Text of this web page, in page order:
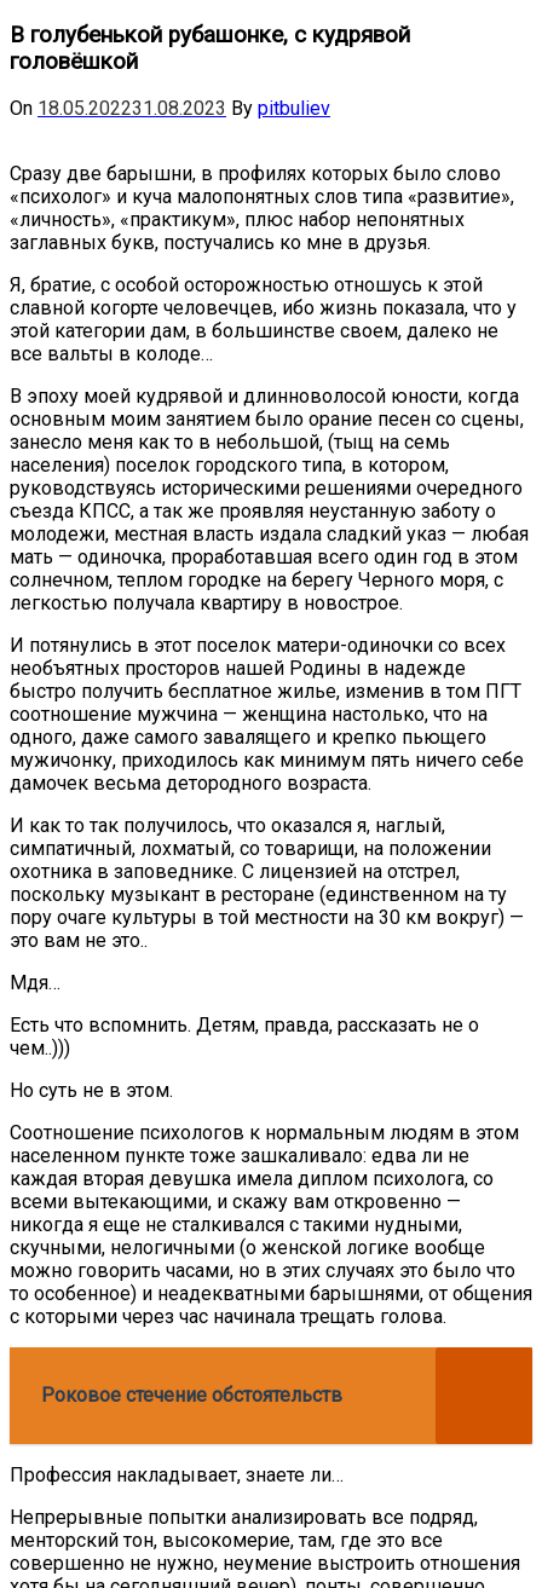
В голубенькой рубашонке, с кудрявой
головёшкой
On 18.05.202231.08.2023 By pitbuliev
Сразу две барышни, в профилях которых было слово
«психолог» и куча малопонятных слов типа «развитие»,
«личность», «практикум», плюс набор непонятных
заглавных букв, постучались ко мне в друзья.
Я, братие, с особой осторожностью отношусь к этой
славной когорте человечцев, ибо жизнь показала, что у
этой категории дам, в большинстве своем, далеко не
все вальты в колоде…
В эпоху моей кудрявой и длинноволосой юности, когда
основным моим занятием было орание песен со сцены,
занесло меня как то в небольшой, (тыщ на семь
населения) поселок городского типа, в котором,
руководствуясь историческими решениями очередного
съезда КПСС, а так же проявляя неустанную заботу о
молодежи, местная власть издала сладкий указ — любая
мать — одиночка, проработавшая всего один год в этом
солнечном, теплом городке на берегу Черного моря, с
легкостью получала квартиру в новострое.
И потянулись в этот поселок матери-одиночки со всех
необъятных просторов нашей Родины в надежде
быстро получить бесплатное жилье, изменив в том ПГТ
соотношение мужчина — женщина настолько, что на
одного, даже самого завалящего и крепко пьющего
мужичонку, приходилось как минимум пять ничего себе
дамочек весьма детородного возраста.
И как то так получилось, что оказался я, наглый,
симпатичный, лохматый, со товарищи, на положении
охотника в заповеднике. С лицензией на отстрел,
поскольку музыкант в ресторане (единственном на ту
пору очаге культуры в той местности на 30 км вокруг) —
это вам не это..
Мдя…
Есть что вспомнить. Детям, правда, рассказать не о
чем..)))
Но суть не в этом.
Соотношение психологов к нормальным людям в этом
населенном пункте тоже зашкаливало: едва ли не
каждая вторая девушка имела диплом психолога, со
всеми вытекающими, и скажу вам откровенно —
никогда я еще не сталкивался с такими нудными,
скучными, нелогичными (о женской логике вообще
можно говорить часами, но в этих случаях это было что
то особенное) и неадекватными барышнями, от общения
с которыми через час начинала трещать голова.
Роковое стечение обстоятельств
Профессия накладывает, знаете ли…
Непрерывные попытки анализировать все подряд,
менторский тон, высокомерие, там, где это все
совершенно не нужно, неумение выстроить отношения